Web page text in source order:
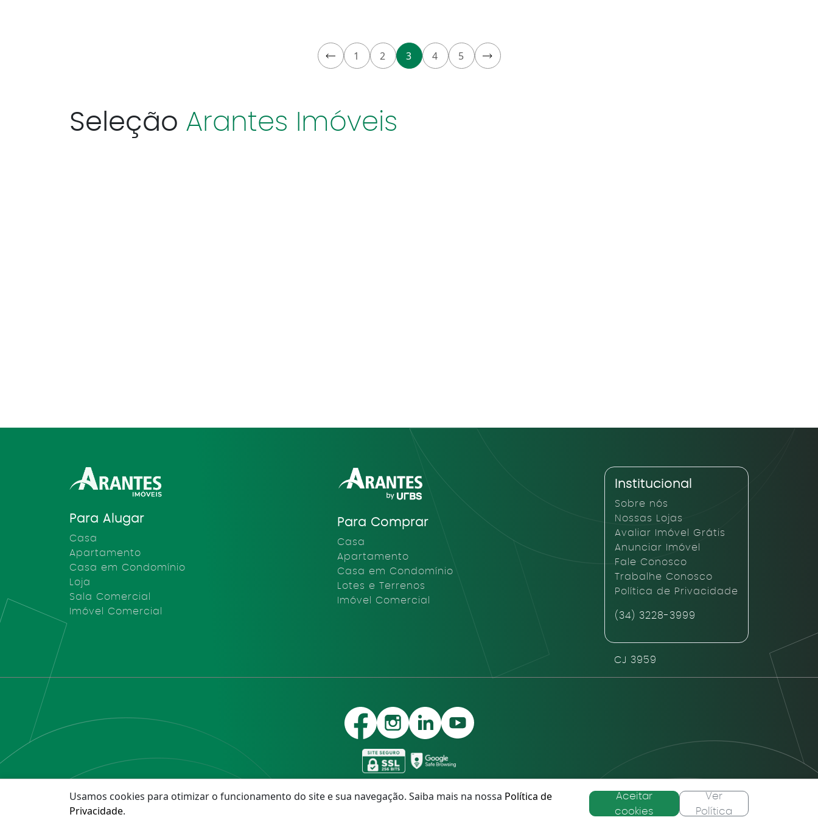
Usamos cookies para otimizar o funcionamento do site e sua navegação. Saiba mais na nossa Política de
Privacidade.
Aceitar
cookies
Ver
Política
1 2 3 4 5
Seleção Arantes Imóveis
Para Alugar
Casa
Apartamento
Casa em Condomínio
Loja
Sala Comercial
Imóvel Comercial
Para Comprar
Casa
Apartamento
Casa em Condomínio
Lotes e Terrenos
Imóvel Comercial
Institucional
Sobre nós
Nossas Lojas
Avaliar Imóvel Grátis
Anunciar Imóvel
Fale Conosco
Trabalhe Conosco
Política de Privacidade
(34) 3228-3999
CJ 3959
©2025 Arantes Imóveis – Todos os direitos Reservados – Desenvolvido sobre Plataforma HUB URBS